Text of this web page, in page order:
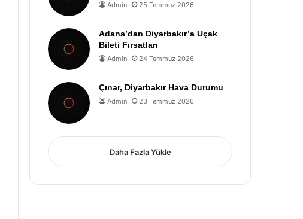
Admin 25 Temmuz 2026
Adana’dan Diyarbakır’a Uçak
Bileti Fırsatları
Admin 24 Temmuz 2026
Çınar, Diyarbakır Hava Durumu
Admin 23 Temmuz 2026
Daha Fazla Yükle